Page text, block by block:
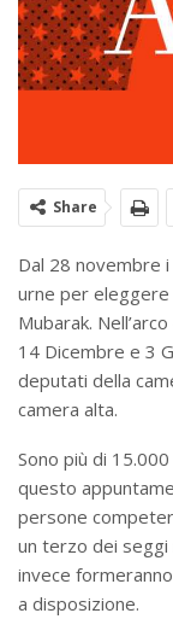
Share
Dal 28 novembre
urne per eleggere
Mubarak.
14 Dicembre e 3
deputati della
camera alta.
Sono più di
questo
persone
un terzo dei
invece
a disposizione.